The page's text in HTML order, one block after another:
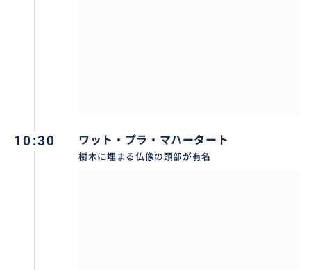
10:30 ワット・プラ・マハータート
樹木に埋まる仏像の頭部が有名